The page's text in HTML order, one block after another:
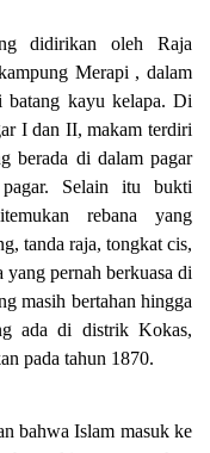
didirikan oleh Raja
Merapi , dalam
batang kayu kelapa. Di
I dan II, makam terdiri
berada di dalam pagar
Selain itu bukti
rebana yang
tanda raja, tongkat cis,
pernah berkuasa di
masih bertahan hingga
ada di distrik Kokas,
pada tahun 1870.
bahwa Islam masuk ke